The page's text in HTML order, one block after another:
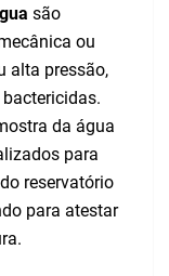
são
ou
alta pressão,
da água
para
reservatório
para atestar